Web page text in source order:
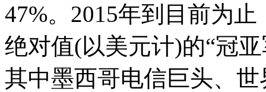
47%。2015年到目前为
绝对值(以美元计)的“冠
其中墨西哥电信巨头、